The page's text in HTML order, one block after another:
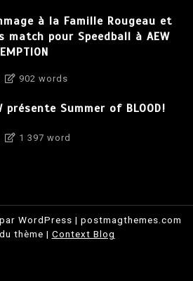
à la Famille Rougeau et
match pour Speedball à AEW
902 words
présente Summer of BLOOD!
1 397 word
WordPress | postmagthemes.com
thème | Context Blog